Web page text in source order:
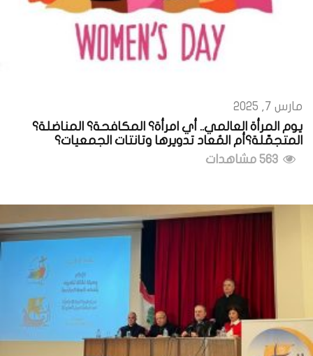
مارس 7, 2025
يوم المرأة العالمي.. أي امرأة؟ المكافحة؟ المناضلة؟
المتجمّلة؟أم المُعاد تدويرها وتانتات الجمعيات؟